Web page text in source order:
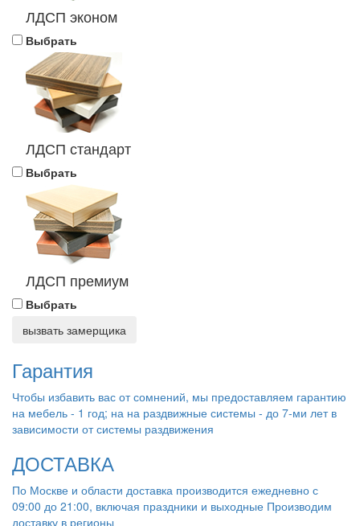
ЛДСП эконом
Выбрать
ЛДСП стандарт
Выбрать
ЛДСП премиум
Выбрать
вызвать замерщика
Гарантия
Чтобы избавить вас от сомнений, мы предоставляем гарантию
на мебель - 1 год; на на раздвижные системы - до 7-ми лет в
зависимости от системы раздвижения
ДОСТАВКА
По Москве и области доставка производится ежедневно с
09:00 до 21:00, включая праздники и выходные Производим
доставку в регионы